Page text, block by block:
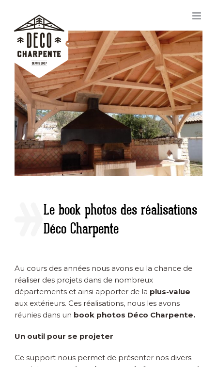
contenu
Voir
l'image
agrandie
Le book photos des réalisations
Déco Charpente
Au cours des années nous avons eu la chance de
réaliser des projets dans de nombreux
départements et ainsi apporter de la plus-value
aux extérieurs. Ces réalisations, nous les avons
réunies dans un book photos Déco Charpente.
Un outil pour se projeter
Ce support nous permet de présenter nos divers